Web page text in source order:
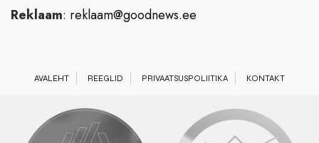
Reklaam: reklaam@goodnews.ee
AVALEHT REEGLID PRIVAATSUSPOLIITIKA KONTAKT